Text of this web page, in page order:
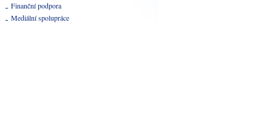
Finanční podpora
Mediální spolupráce